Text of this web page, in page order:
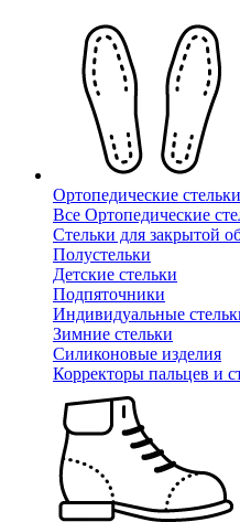
Ортопедические стельки
Все Ортопедические
Стельки для закрытой
Полустельки
Детские стельки
Подпяточники
Индивидуальные
Зимние стельки
Силиконовые изделия
Корректоры пальцев и